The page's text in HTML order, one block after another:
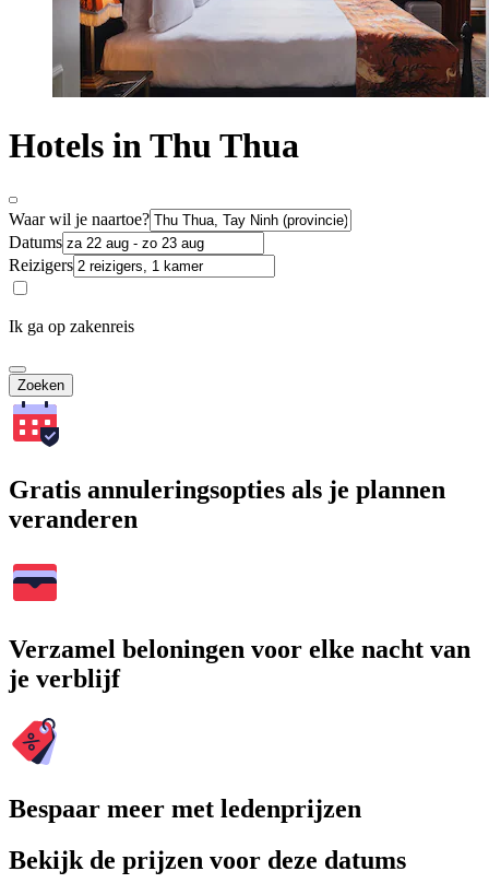
Hotels in Thu Thua
Waar wil je naartoe?
Datums
Reizigers
Ik ga op zakenreis
Zoeken
Gratis annuleringsopties als je plannen
veranderen
Verzamel beloningen voor elke nacht van
je verblijf
Bespaar meer met ledenprijzen
Bekijk de prijzen voor deze datums